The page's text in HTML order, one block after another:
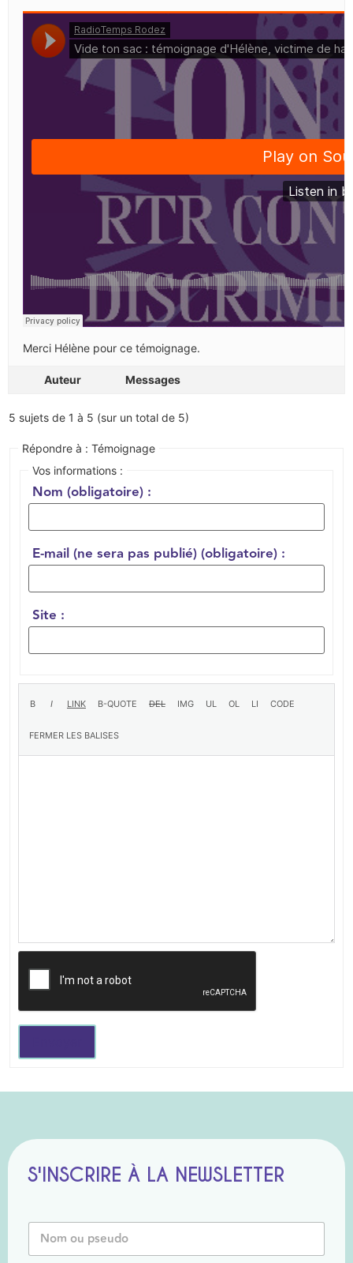
Merci Hélène pour ce témoignage.
Auteur Messages
5 sujets de 1 à 5 (sur un total de 5)
Répondre à : Témoignage
Vos informations :
Nom (obligatoire) :
E-mail (ne sera pas publié) (obligatoire) :
Site :
S'INSCRIRE À LA NEWSLETTER
*
N
m